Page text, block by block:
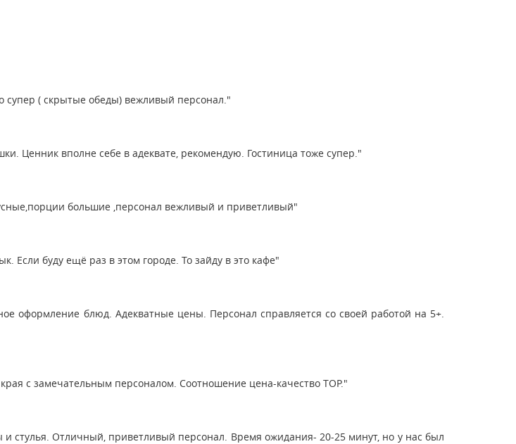
супер ( скрытые обеды) вежливый персонал."
Ценник вполне себе в адеквате, рекомендую. Гостиница тоже супер."
большие ,персонал вежливый и приветливый"
Если буду ещё раз в этом городе. То зайду в это кафе"
оформление блюд. Адекватные цены. Персонал справляется со своей работой на 5+.
с замечательным персоналом. Соотношение цена-качество TOP."
стулья. Отличный, приветливый персонал. Время ожидания- 20-25 минут, но у нас был